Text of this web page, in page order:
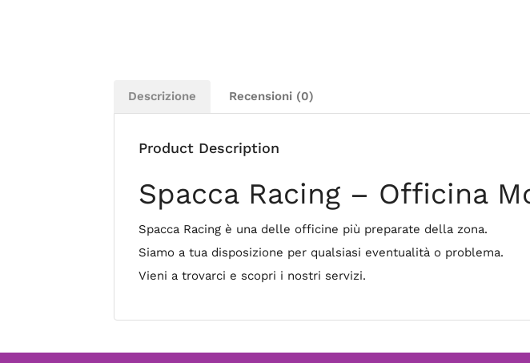
Descrizione Recensioni (0)
Product Description
Spacca Racing – Officina
Spacca Racing è una delle officine più preparate della zona.
Siamo a tua disposizione per qualsiasi eventualità o problema.
Vieni a trovarci e scopri i nostri servizi.